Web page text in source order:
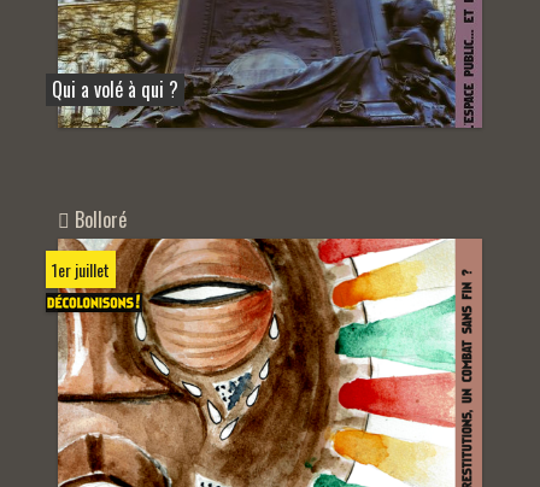
Qui a volé à qui ?
Bolloré
1er juillet